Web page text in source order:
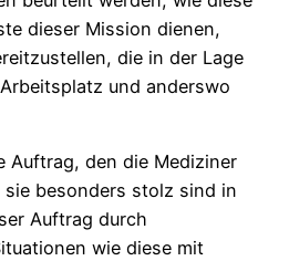
dieser Mission dienen,
die in der Lage
und anderswo
Auftrag, den die Mediziner
besonders stolz sind in
Auftrag durch
wie diese mit